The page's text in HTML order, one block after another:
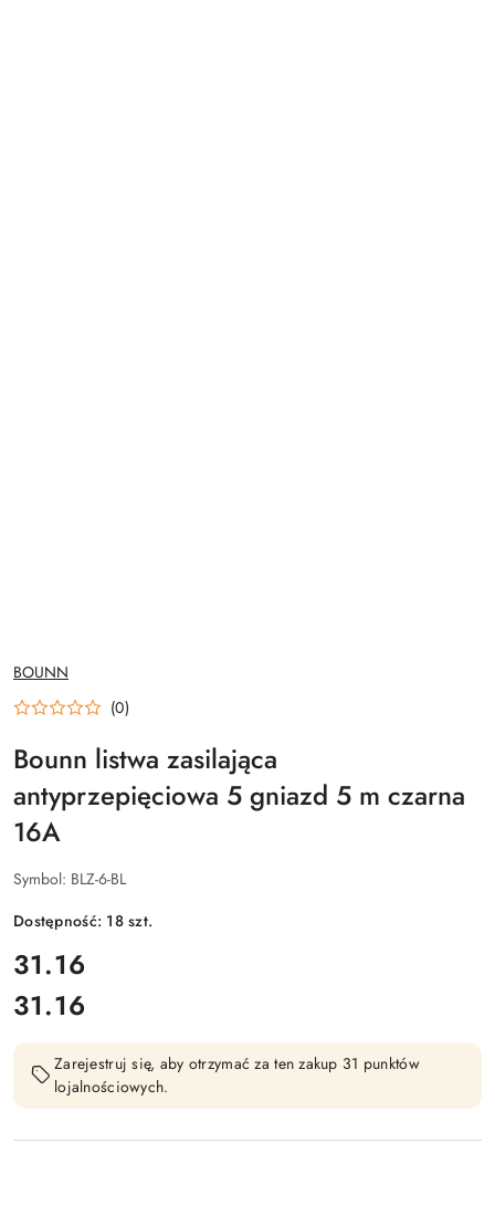
NAZWA
PRODUCENTA:
BOUNN
(0)
Bounn listwa zasilająca
antyprzepięciowa 5 gniazd 5 m czarna
16A
Symbol: BLZ-6-BL
Dostępność: 18szt.
cena:
31.16
Cena:
31.16
Zarejestruj się, aby otrzymać za ten zakup 31 punktów
lojalnościowych.